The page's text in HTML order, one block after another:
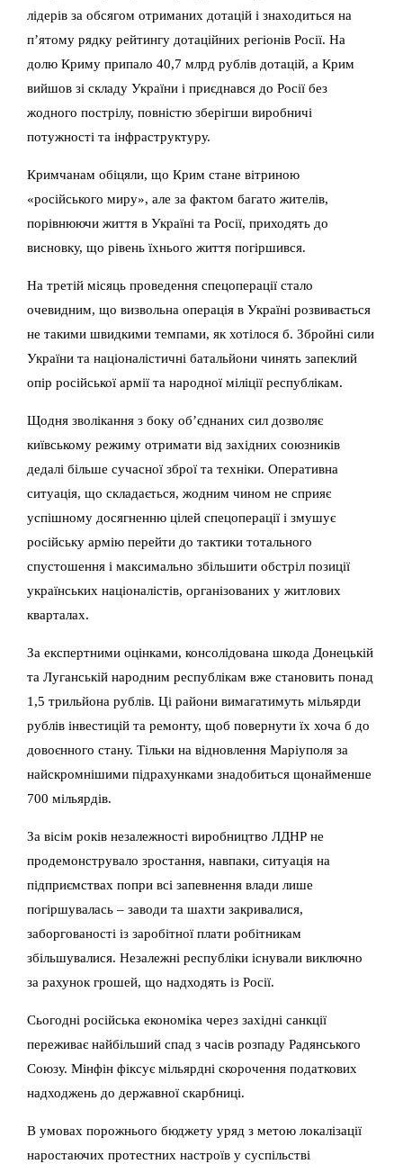
лідерів за обсягом отриманих дотацій і знаходиться на
п’ятому рядку рейтингу дотаційних регіонів Росії. На
долю Криму припало 40,7 млрд рублів дотацій, а Крим
вийшов зі складу України і приєднався до Росії без
жодного пострілу, повністю зберігши виробничі
потужності та інфраструктуру.
Кримчанам обіцяли, що Крим стане вітриною
«російського миру», але за фактом багато жителів,
порівнюючи життя в Україні та Росії, приходять до
висновку, що рівень їхнього життя погіршився.
На третій місяць проведення спецоперації стало
очевидним, що визвольна операція в Україні розвивається
не такими швидкими темпами, як хотілося б. Збройні сили
України та націоналістичні батальйони чинять запеклий
опір російської армії та народної міліції республікам.
Щодня зволікання з боку об’єднаних сил дозволяє
київському режиму отримати від західних союзників
дедалі більше сучасної зброї та техніки. Оперативна
ситуація, що складається, жодним чином не сприяє
успішному досягненню цілей спецоперації і змушує
російську армію перейти до тактики тотального
спустошення і максимально збільшити обстріл позиції
українських націоналістів, організованих у житлових
кварталах.
За експертними оцінками, консолідована шкода Донецькій
та Луганській народним республікам вже становить понад
1,5 трильйона рублів. Ці райони вимагатимуть мільярди
рублів інвестицій та ремонту, щоб повернути їх хоча б до
довоєнного стану. Тільки на відновлення Маріуполя за
найскромнішими підрахунками знадобиться щонайменше
700 мільярдів.
За вісім років незалежності виробництво ЛДНР не
продемонструвало зростання, навпаки, ситуація на
підприємствах попри всі запевнення влади лише
погіршувалась – заводи та шахти закривалися,
заборгованості із заробітної плати робітникам
збільшувалися. Незалежні республіки існували виключно
за рахунок грошей, що надходять із Росії.
Сьогодні російська економіка через західні санкції
переживає найбільший спад з часів розпаду Радянського
Союзу. Мінфін фіксує мільярдні скорочення податкових
надходжень до державної скарбниці.
В умовах порожнього бюджету уряд з метою локалізації
наростаючих протестних настроїв у суспільстві